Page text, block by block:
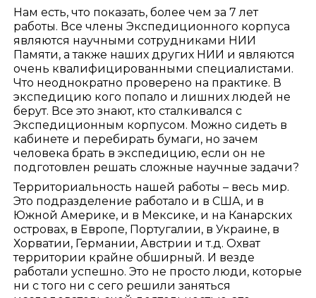
Нам есть, что показать, более чем за 7 лет
работы. Все члены Экспедиционного корпуса
являются научными сотрудниками НИИ
Памяти, а также наших других НИИ и являются
очень квалифицированными специалистами.
Что неоднократно проверено на практике. В
экспедицию кого попало и лишних людей не
берут. Все это знают, кто сталкивался с
Экспедиционным корпусом. Можно сидеть в
кабинете и перебирать бумаги, но зачем
человека брать в экспедицию, если он не
подготовлен решать сложные научные задачи?
Территориальность нашей работы – весь мир.
Это подразделение работало и в США, и в
Южной Америке, и в Мексике, и на Канарских
островах, в Европе, Португалии, в Украине, в
Хорватии, Германии, Австрии и т.д. Охват
территории крайне обширный. И везде
работали успешно. Это не просто люди, которые
ни с того ни с сего решили заняться